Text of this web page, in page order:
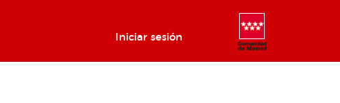
Iniciar sesión